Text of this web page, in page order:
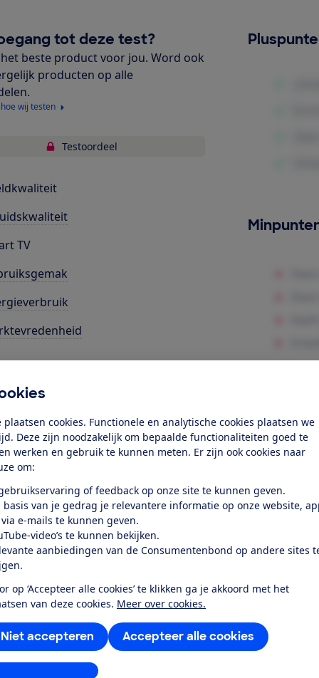
plaatsen cookies. Functionele en analytische cookies plaatsen we
Deze zijn noodzakelijk om bepaalde functionaliteiten goed te
werken en gebruik te kunnen meten. Er zijn ook cookies naar
om:
of feedback op onze site te kunnen geven.
basis van je gedrag je relevantere informatie op onze website,
e-mails te kunnen geven.
video’s te kunnen bekijken.
aanbiedingen van de Consumentenbond op andere sites
op ‘Accepteer alle cookies’ te klikken ga je akkoord met het
van deze cookies. Meer over cookies.
Accepteer alle cookies
Niet accepteren
aanpassen
tot deze test?
beste product voor jou. Word ook
producten op alle
wij testen
Testoordeel
TV
Word lid
Al lid? Log in
dit product
door de Consumentenbond
Het is een Smart TV met onder meer apps voor Netflix
kabel. Verder is deze tv geschikt voor HDR-
kijken bij Digitenne (alleen NPO1, 2, 3 en een regionale